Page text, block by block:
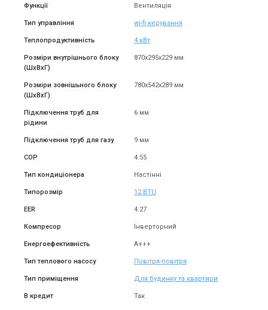
Функції Вентиляція
Тип управління wi-fi керування
Теплопродуктивність 4 кВт
Розміри внутрішнього блоку
(ШxВxГ)
870x295x229 мм
Розміри зовнішьного блоку
(ШxВxГ)
780x542x289 мм
Підключення труб для
рідини
6 мм
Підключення труб для газу 9 мм
COP 4.55
Тип кондиціонера Настінні
Типорозмір 12 BTU
EER 4.27
Компресор Інверторний
Енергоефективність A+++
Тип теплового насосу Повітря-повітря
Тип приміщення Для будинку та квартири
В кредит Так